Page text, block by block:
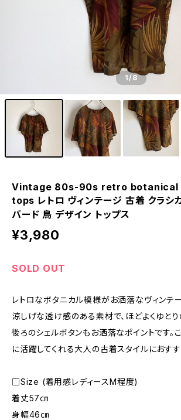
1/8
Vintage 80s-90s retro botanical
tops レトロ ヴィンテージ 古着 クラシ
バード 鳥 デザイン トップス
¥3,980
SOLD OUT
レトロなボタニカル模様がお洒落なヴィンテ
涼しげな透け感のある素材で、ほどよくゆとり
後ろのシェルボタンもお洒落なポイントです。
に活躍してくれる大人の古着スタイルにおすす
□Size (着用感レディースM程度)
着丈57㎝
身幅46㎝